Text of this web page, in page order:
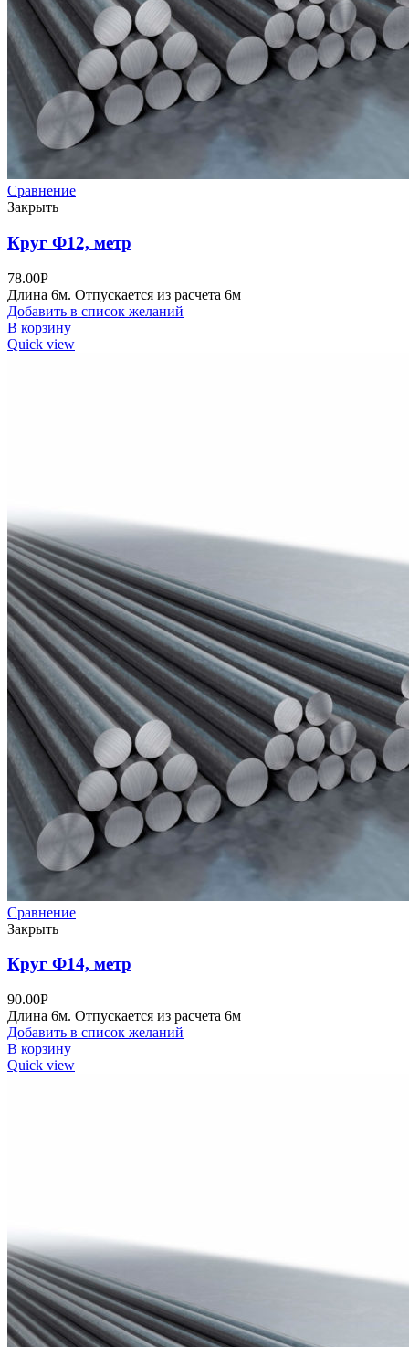
Сравнение
Закрыть
Круг Ф12, метр
78.00Р
Длина 6м. Отпускается из расчета 6м
Добавить в список желаний
В корзину
Quick view
Сравнение
Закрыть
Круг Ф14, метр
90.00Р
Длина 6м. Отпускается из расчета 6м
Добавить в список желаний
В корзину
Quick view